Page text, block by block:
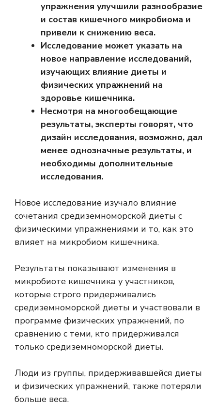
упражнения улучшили разнообразие
и состав кишечного микробиома и
привели к снижению веса.
Исследование может указать на
новое направление исследований,
изучающих влияние диеты и
физических упражнений на
здоровье кишечника.
Несмотря на многообещающие
результаты, эксперты говорят, что
дизайн исследования, возможно, дал
менее однозначные результаты, и
необходимы дополнительные
исследования.
Новое исследование изучало влияние
сочетания средиземноморской диеты с
физическими упражнениями и то, как это
влияет на микробиом кишечника.
Результаты показывают изменения в
микробиоте кишечника у участников,
которые строго придерживались
средиземноморской диеты и участвовали в
программе физических упражнений, по
сравнению с теми, кто придерживался
только средиземноморской диеты.
Люди из группы, придерживавшейся диеты
и физических упражнений, также потеряли
больше веса.